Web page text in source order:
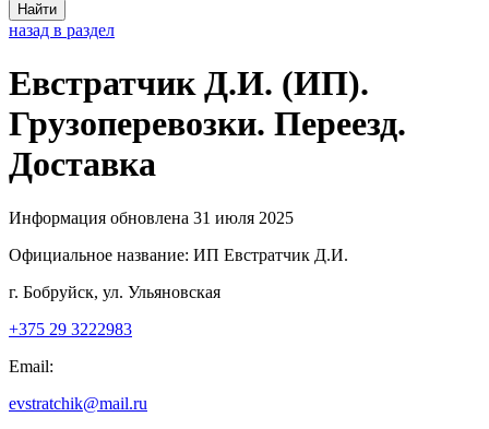
Найти
назад в раздел
Евстратчик Д.И. (ИП).
Грузоперевозки. Переезд.
Доставка
Информация обновлена 31 июля 2025
Официальное название: ИП Евстратчик Д.И.
г. Бобруйск, ул. Ульяновская
+375 29 3222983
Email:
evstratchik@mail.ru